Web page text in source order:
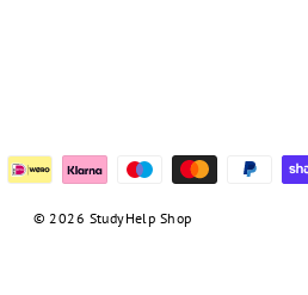
© 2026 StudyHelp Shop